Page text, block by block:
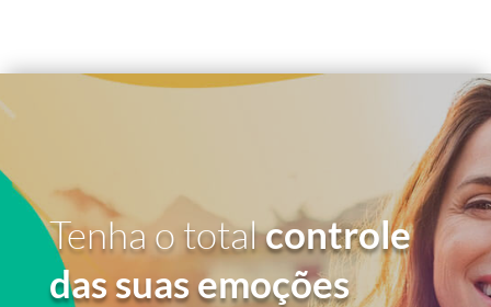
Tenha o totalcontrole
das suas emoções